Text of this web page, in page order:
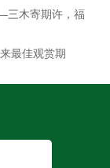
三木寄期许，福
最佳观赏期